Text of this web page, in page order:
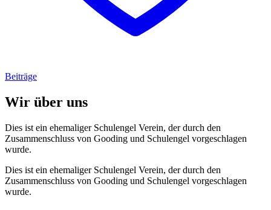
Beiträge
Wir über uns
Dies ist ein ehemaliger Schulengel Verein, der durch den
Zusammenschluss von Gooding und Schulengel vorgeschlagen
wurde.
Dies ist ein ehemaliger Schulengel Verein, der durch den
Zusammenschluss von Gooding und Schulengel vorgeschlagen
wurde.